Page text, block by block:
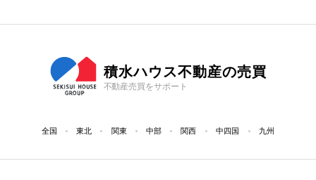
積水ハウス不動産の売買
不動産売買をサポート
全国 東北 関東 中部 関西 中四国 九州